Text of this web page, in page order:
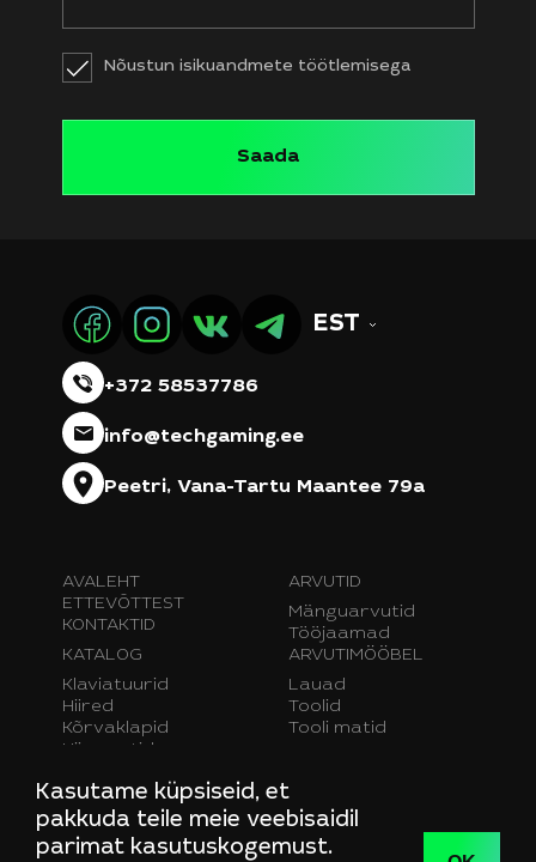
Nõustun isikuandmete töötlemisega
EST
+372 58537786
info@techgaming.ee
Peetri, Vana-Tartu Maantee 79a
AVALEHT
ETTEVÕTTEST
KONTAKTID
ARVUTID
Mänguarvutid
Tööjaamad
KATALOG
Klaviatuurid
Hiired
Kõrvaklapid
Mängukaubad
ARVUTIMÖÖBEL
Lauad
Toolid
Tooli matid
Privaatsuspoliitika
Kasutame küpsiseid, et
pakkuda teile meie veebisaidil
parimat kasutuskogemust.